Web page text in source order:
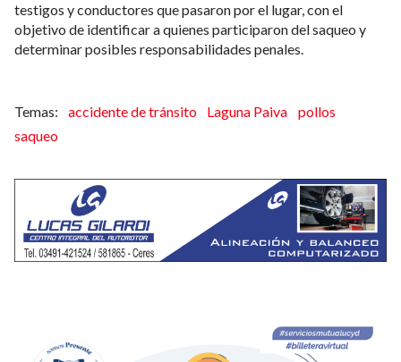
testigos y conductores que pasaron por el lugar, con el
objetivo de identificar a quienes participaron del saqueo y
determinar posibles responsabilidades penales.
accidente de tránsito Laguna Paiva
pollos
saqueo